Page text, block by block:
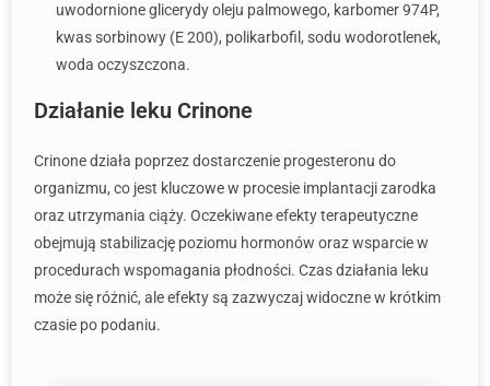
uwodornione glicerydy oleju palmowego, karbomer 974P,
kwas sorbinowy (E 200), polikarbofil, sodu wodorotlenek,
woda oczyszczona.
Działanie leku Crinone
Crinone działa poprzez dostarczenie progesteronu do
organizmu, co jest kluczowe w procesie implantacji zarodka
oraz utrzymania ciąży. Oczekiwane efekty terapeutyczne
obejmują stabilizację poziomu hormonów oraz wsparcie w
procedurach wspomagania płodności. Czas działania leku
może się różnić, ale efekty są zazwyczaj widoczne w krótkim
czasie po podaniu.